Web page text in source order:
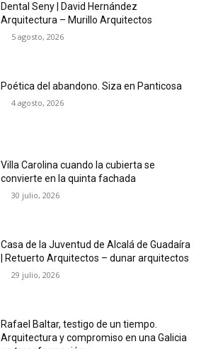
Dental Seny | David Hernández
Arquitectura – Murillo Arquitectos
5 agosto, 2026
Poética del abandono. Siza en Panticosa
4 agosto, 2026
Villa Carolina cuando la cubierta se
convierte en la quinta fachada
30 julio, 2026
Casa de la Juventud de Alcalá de Guadaíra
| Retuerto Arquitectos – dunar arquitectos
29 julio, 2026
Rafael Baltar, testigo de un tiempo.
Arquitectura y compromiso en una Galicia